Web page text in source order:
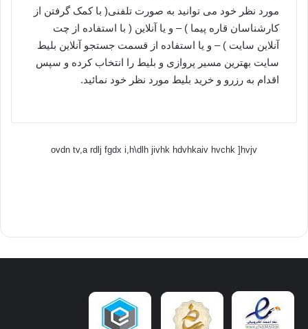
مورد نظر خود می توانید به صورت تلفنی( با کمک گرفتن از
کارشناسان قاره پیما ) – و یا آنلاین ( با استفاده از چت
آنلاین سایت ) – و یا استفاده از قسمت جستجو آنلاین بلیط
سایت بهترین مسیر پروازی و بلیط را انتخاب کرده و سپس
اقدام به رزرو و خرید بلیط مورد نظر خود نمائید.
ovdn tv,a rdlj fgdx i,h\dlh jivhk hdvhkaiv hvchk ]hvjv